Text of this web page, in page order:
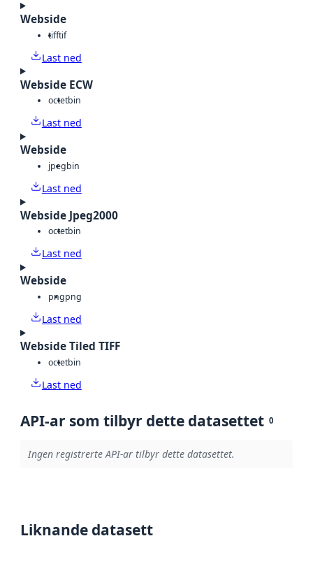
Webside
tifftif
Last ned
Webside ECW
octetbin
Last ned
Webside
jpegbin
Last ned
Webside Jpeg2000
octetbin
Last ned
Webside
pngpng
Last ned
Webside Tiled TIFF
octetbin
Last ned
API-ar som tilbyr dette datasettet 0
Ingen registrerte API-ar tilbyr dette datasettet.
Liknande datasett